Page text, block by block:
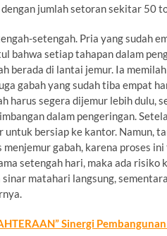
jumlah setoran sekitar 50
setengah. Pria yang sudah
bahwa setiap tahapan dalam
berada di lantai jemur. Ia
gabah yang sudah tiba empat
harus segera dijemur lebih dulu,
dalam pengeringan.
untuk bersiap ke kantor. Namun,
gabah, karena proses
setengah hari, maka ada risiko
matahari langsung,
Sinergi